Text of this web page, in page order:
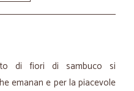
di fiori di sambuco si
emanan e per la piacevole